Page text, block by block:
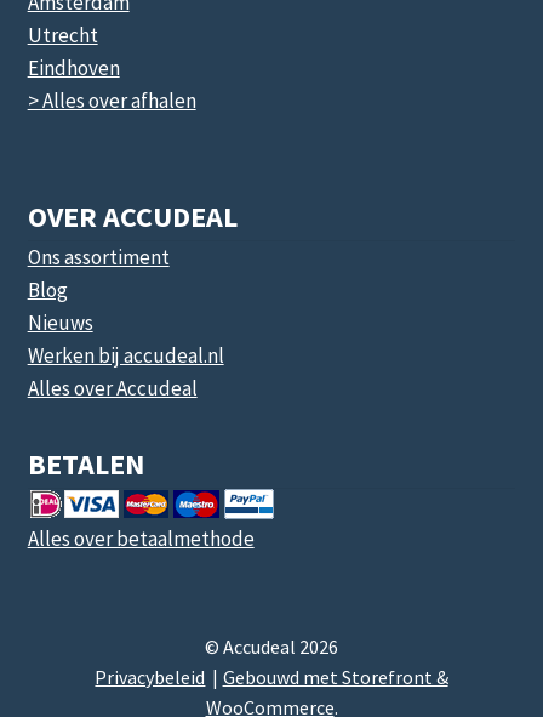
Utrecht
Eindhoven
> Alles over afhalen
OVER ACCUDEAL
Ons assortiment
Blog
Nieuws
Werken bij accudeal.nl
Alles over Accudeal
BETALEN
Alles over betaalmethode
© Accudeal 2026
Privacybeleid
Gebouwd met Storefront &
WooCommerce.